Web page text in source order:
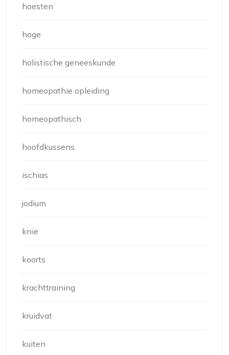
hoesten
hoge
holistische geneeskunde
homeopathie opleiding
homeopathisch
hoofdkussens
ischias
jodium
knie
koorts
krachttraining
kruidvat
kuiten